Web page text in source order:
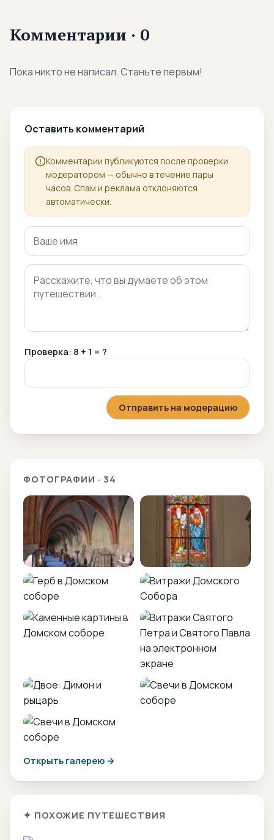
Комментарии · 0
Пока никто не написал. Станьте первым!
Оставить комментарий
Комментарии публикуются после проверки
модератором — обычно в течение пары
часов. Спам и реклама отклоняются
автоматически.
Проверка: 8 + 1 = ?
Отправить на модерацию
ФОТОГРАФИИ · 34
Открыть галерею →
✦ ПОХОЖИЕ ПУТЕШЕСТВИЯ